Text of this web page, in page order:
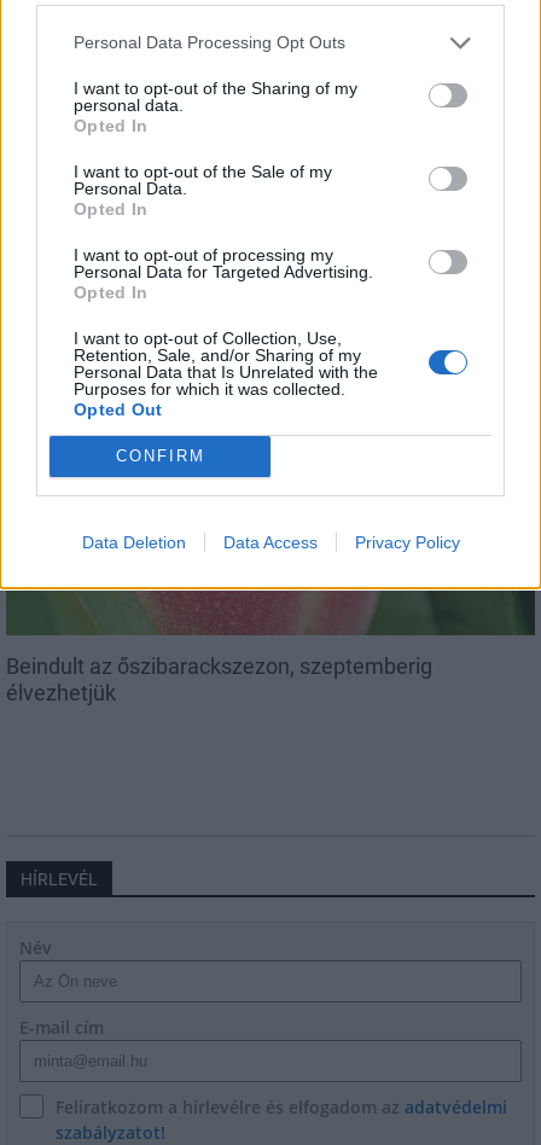
Personal Data Processing Opt Outs
I want to opt-out of the Sharing of my
personal data.
Opted In
I want to opt-out of the Sale of my
Personal Data.
Opted In
I want to opt-out of processing my
Personal Data for Targeted Advertising.
Opted In
I want to opt-out of Collection, Use,
Retention, Sale, and/or Sharing of my
Personal Data that Is Unrelated with the
Purposes for which it was collected.
Opted Out
CONFIRM
Data Deletion Data Access Privacy Policy
Csökkenti Józsefváros az üresen álló lakásállományát
Beindult az őszibarackszezon, szeptemberig
élvezhetjük
HÍRLEVÉL
Név
E-mail cím
Feliratkozom a hírlevélre és elfogadom az adatvédelmi
szabályzatot!